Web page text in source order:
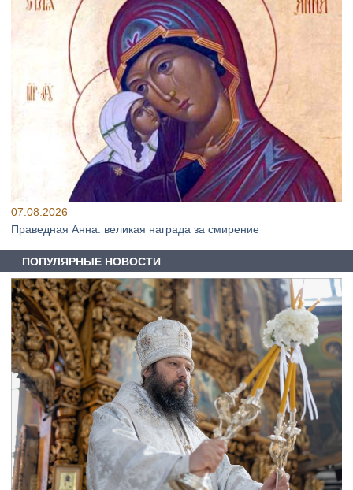
07.08.2026
Праведная Анна: великая награда за смирение
ПОПУЛЯРНЫЕ НОВОСТИ